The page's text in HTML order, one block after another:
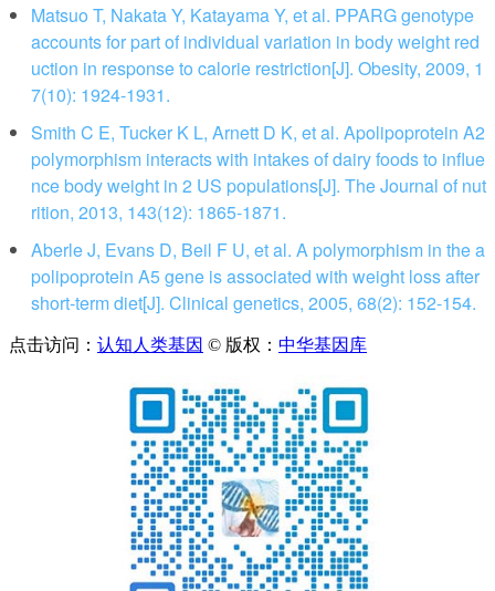
Matsuo T, Nakata Y, Katayama Y, et al. PPARG genotype
accounts for part of individual variation in body weight red
uction in response to calorie restriction[J]. Obesity, 2009, 1
7(10): 1924-1931.
Smith C E, Tucker K L, Arnett D K, et al. Apolipoprotein A2
polymorphism interacts with intakes of dairy foods to influe
nce body weight in 2 US populations[J]. The Journal of nut
rition, 2013, 143(12): 1865-1871.
Aberle J, Evans D, Beil F U, et al. A polymorphism in the a
polipoprotein A5 gene is associated with weight loss after
short‐term diet[J]. Clinical genetics, 2005, 68(2): 152-154.
点击访问： 认知人类基因 © 版权： 中华基因库